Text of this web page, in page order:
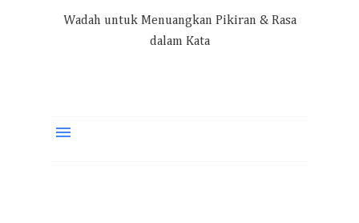
Wadah untuk Menuangkan Pikiran & Rasa
dalam Kata